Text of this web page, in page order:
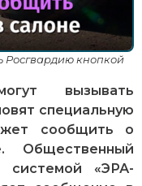
Росгвардию кнопкой
вызывать
специальную
сообщить о
Общественный
системой «ЭРА-